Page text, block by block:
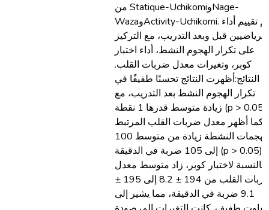
من Statique-UchikomiوNage-
WazaوActivity-Uchikomi. تم تقييم أداء
الرياضيين قبل وبعد التدريب، مع التركيز
على تكرار الهجوم النشط، أداء اختبار
كوبر، وتغيرات معدل ضربات القلب.
النتائج:أظهرت النتائج تحسنًا طفيفًا في
تكرار الهجوم النشط بعد التدريب، مع
زيادة متوسط قدرها 1 نقطة (p > 0.05).
كما أظهر معدل ضربات القلب المرتبط
بالهجمات النشطة زيادة من متوسط 100
إلى 105 ضربة في الدقيقة (p > 0.05).
بالنسبة لاختبار كوبر، زاد متوسط معدل
ضربات القلب من 194 ± 8.2 إلى 195 ±
9.1 ضربة في الدقيقة، مما يشير إلى